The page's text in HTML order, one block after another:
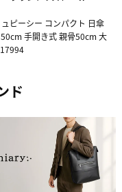
ピーシー コンパクト 日傘
手開き式 親骨50cm 大
ド